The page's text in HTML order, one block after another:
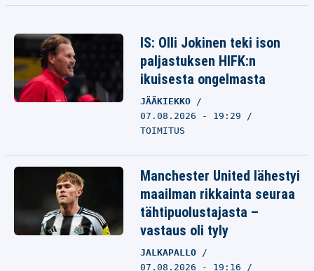
IS: Olli Jokinen teki ison
paljastuksen HIFK:n
ikuisesta ongelmasta
JÄÄKIEKKO
07.08.2026 - 19:29
TOIMITUS
Manchester United lähestyi
maailman rikkainta seuraa
tähtipuolustajasta –
vastaus oli tyly
JALKAPALLO
07.08.2026 - 19:16